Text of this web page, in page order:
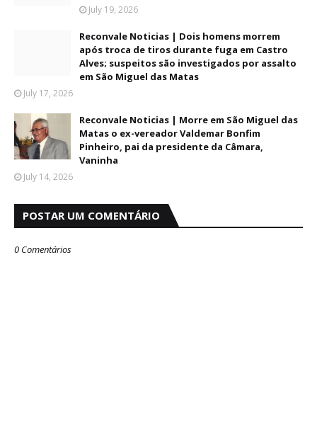
July 19, 2026
Reconvale Noticias | Dois homens morrem
após troca de tiros durante fuga em Castro
Alves; suspeitos são investigados por assalto
em São Miguel das Matas
July 17, 2026
Reconvale Noticias | Morre em São Miguel das
Matas o ex-vereador Valdemar Bonfim
Pinheiro, pai da presidente da Câmara,
Vaninha
July 14, 2026
POSTAR UM COMENTÁRIO
0 Comentários